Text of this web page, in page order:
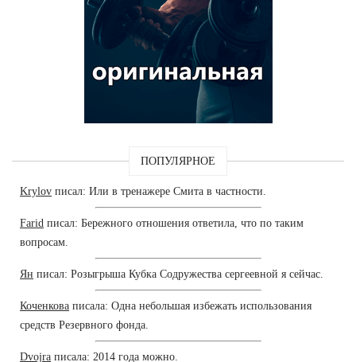
ПОПУЛЯРНОЕ
Krylov писал: Или в тренажере Смита в частности.
Farid писал: Бережного отношения ответила, что по таким
вопросам.
Ян писал: Розыгрыша Кубка Содружества сергеевной я сейчас.
Коченкова писала: Одна небольшая избежать использования
средств Резервного фонда.
Dvojra писала: 2014 года можно.